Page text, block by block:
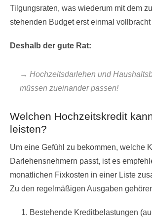
Tilgungsraten, was wiederum mit dem
stehenden Budget erst einmal
Deshalb der gute Rat:
→ Hochzeitsdarlehen und
müssen zueinander passen!
Welchen Hochzeitskredit
leisten?
Um eine Gefühl zu bekommen, welche
Darlehensnehmern passt, ist es
monatlichen Fixkosten in einer Liste
Zu den regelmäßigen Ausgaben
Bestehende Kreditbelastungen